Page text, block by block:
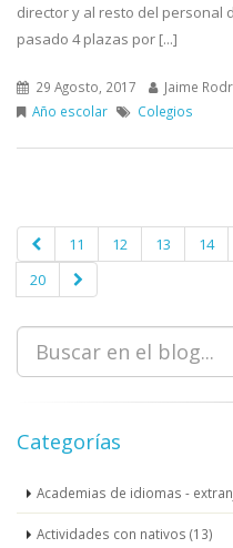
director y al resto del personal
pasado 4 plazas por [...]
29 Agosto, 2017 Jaime
Año escolar
Colegios
11 12 13 14
20
Categorías
Academias de idiomas -
Actividades con nativos (13)